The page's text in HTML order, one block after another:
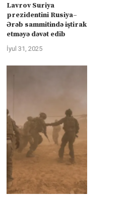
Lavrov Suriya
prezidentini Rusiya–
Ərəb sammitində iştirak
etməyə dəvət edib
İyul 31, 2025